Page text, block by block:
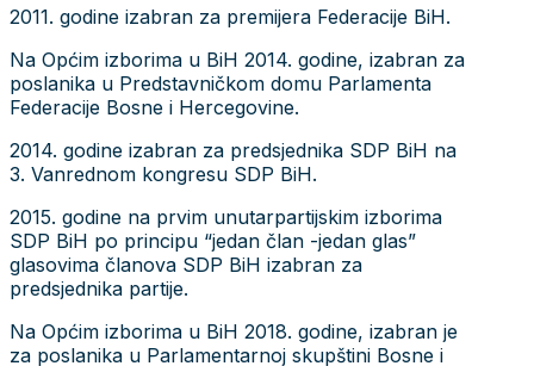
2011. godine izabran za premijera Federacije BiH.
Na Općim izborima u BiH 2014. godine, izabran za
poslanika u Predstavničkom domu Parlamenta
Federacije Bosne i Hercegovine.
2014. godine izabran za predsjednika SDP BiH na
3. Vanrednom kongresu SDP BiH.
2015. godine na prvim unutarpartijskim izborima
SDP BiH po principu “jedan član -jedan glas”
glasovima članova SDP BiH izabran za
predsjednika partije.
Na Općim izborima u BiH 2018. godine, izabran je
za poslanika u Parlamentarnoj skupštini Bosne i